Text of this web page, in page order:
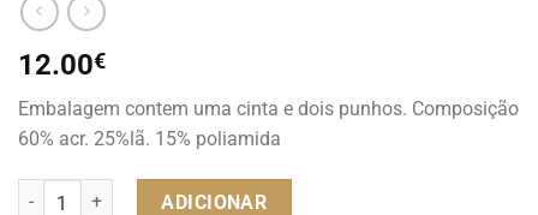
12.00€
Embalagem contem uma cinta e dois punhos. Composição
60% acr. 25%lã. 15% poliamida
Quantidade de CINTA +PUNHO CASTANHO
ADICIONAR